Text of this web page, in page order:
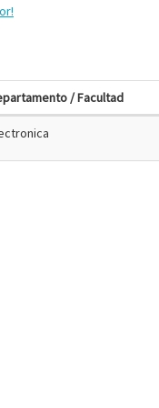
/ Facultad